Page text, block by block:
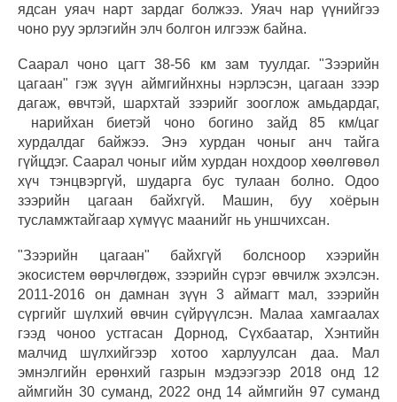
ядсан уяач нарт зардаг болжээ. Уяач нар үүнийгээ
чоно руу эрлэгийн элч болгон илгээж байна.
Саарал чоно цагт 38-56 км зам туулдаг. "Зээрийн
цагаан" гэж зүүн аймгийнхны нэрлэсэн, цагаан зээр
дагаж, өвчтэй, шархтай зээрийг зооглож амьдардаг,
нарийхан биетэй чоно богино зайд 85 км/цаг
хурдалдаг байжээ. Энэ хурдан чоныг анч тайга
гүйцдэг. Саарал чоныг ийм хурдан нохдоор хөөлгөвөл
хүч тэнцвэргүй, шударга бус тулаан болно. Одоо
зээрийн цагаан байхгүй. Машин, буу хоёрын
тусламжтайгаар хүмүүс маанийг нь уншчихсан.
"Зээрийн цагаан" байхгүй болсноор хээрийн
экосистем өөрчлөгдөж, зээрийн сүрэг өвчилж эхэлсэн.
2011-2016 он дамнан зүүн 3 аймагт мал, зээрийн
сүргийг шүлхий өвчин сүйрүүлсэн. Малаа хамгаалах
гээд чоноо устгасан Дорнод, Сүхбаатар, Хэнтийн
малчид шүлхийгээр хотоо харлуулсан даа. Мал
эмнэлгийн ерөнхий газрын мэдээгээр 2018 онд 12
аймгийн 30 суманд, 2022 онд 14 аймгийн 97 суманд